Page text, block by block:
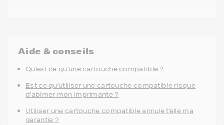
Aide & conseils
Qu'est ce qu'une cartouche compatible ?
Est ce qu'utiliser une cartouche compatible risque
d'abimer mon imprimante ?
Utiliser une cartouche compatible annule t'elle ma
garantie ?